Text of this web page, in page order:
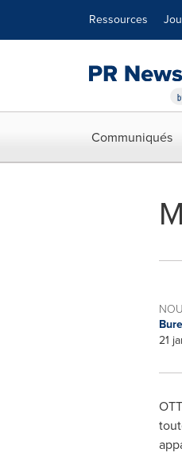
Ressources
Communiqués
21